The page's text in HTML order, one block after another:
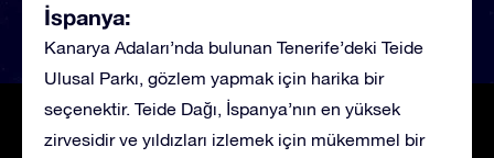
İspanya:
Kanarya Adaları’nda bulunan Tenerife’deki Teide
Ulusal Parkı, gözlem yapmak için harika bir
seçenektir. Teide Dağı, İspanya’nın en yüksek
zirvesidir ve yıldızları izlemek için mükemmel bir